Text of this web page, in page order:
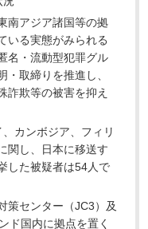
南アジア諸国等の拠
いる実態がみられる
名・流動型犯罪グル
・取締りを推進し、
詐欺等の被害を抑え
カンボジア、フィリ
関し、日本に移送す
した被疑者は54人で
策センター（JC3）及
ド国内に拠点を置く